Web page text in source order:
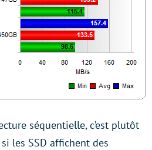
séquentielle, c’est plutôt
les SSD affichent des